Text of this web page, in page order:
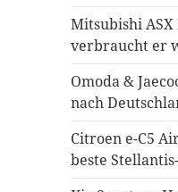
Mitsubishi
verbraucht er
Omoda &
nach
Citroen e-C5
beste